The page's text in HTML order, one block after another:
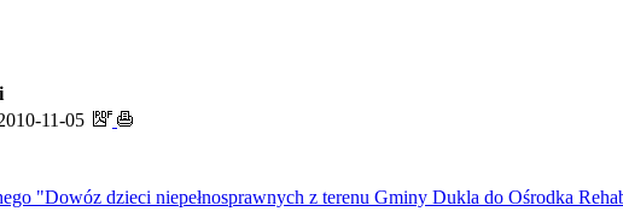
11-05
"Dowóz dzieci niepełnosprawnych z terenu Gminy Dukla do Ośrodka